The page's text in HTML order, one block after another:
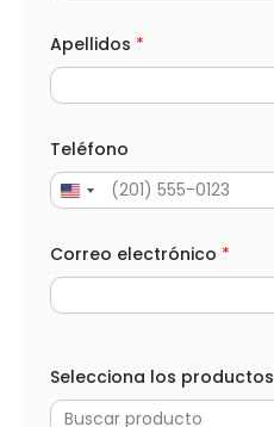
Apellidos *
Teléfono
Correo electrónico *
Selecciona los productos
Buscar producto